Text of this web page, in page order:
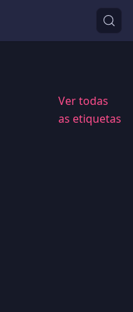
Ver todas
as etiquetas